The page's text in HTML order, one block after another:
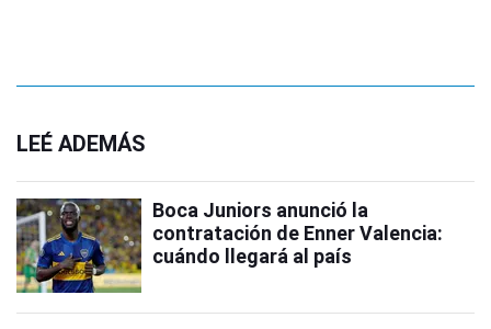
LEÉ ADEMÁS
Boca Juniors anunció la
contratación de Enner Valencia:
cuándo llegará al país